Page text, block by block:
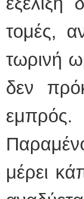
τομές,
τωρινή
δεν
εμπρός.
μέρει